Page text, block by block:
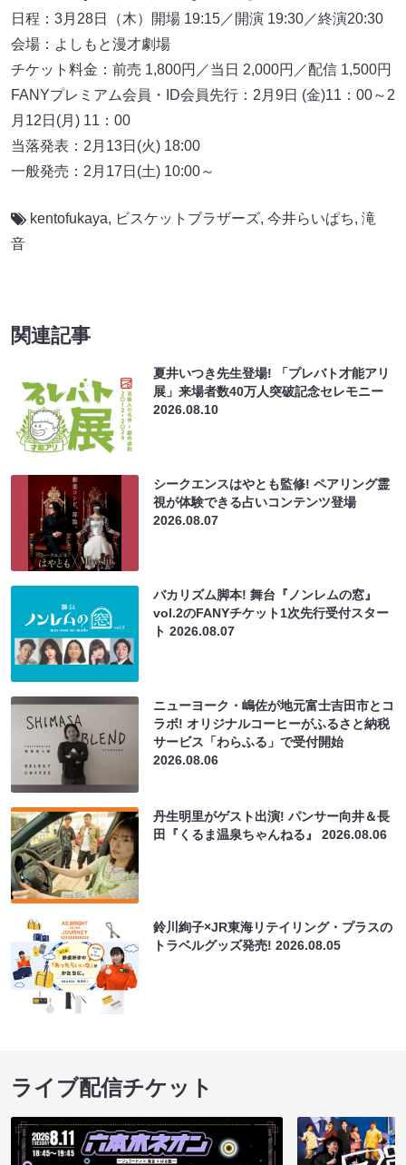
日程：3月28日（木）開場 19:15／開演 19:30／終演20:30
会場：よしもと漫才劇場
チケット料金：前売 1,800円／当日 2,000円／配信 1,500円
FANYプレミアム会員・ID会員先行：2月9日 (金)11：00～2
月12日(月) 11：00
当落発表：2月13日(火) 18:00
一般発売：2月17日(土) 10:00～
kentofukaya, ビスケットブラザーズ, 今井らいぱち, 滝
音
関連記事
夏井いつき先生登場! 「プレバト才能アリ
展」来場者数40万人突破記念セレモニー
2026.08.10
シークエンスはやとも監修! ペアリング霊
視が体験できる占いコンテンツ登場
2026.08.07
バカリズム脚本! 舞台『ノンレムの窓』
vol.2のFANYチケット1次先行受付スター
ト2026.08.07
ニューヨーク・嶋佐が地元富士吉田市とコ
ラボ! オリジナルコーヒーがふるさと納税
サービス「わらふる」で受付開始
2026.08.06
丹生明里がゲスト出演! パンサー向井＆長
田『くるま温泉ちゃんねる』2026.08.06
鈴川絢子×JR東海リテイリング・プラスの
トラベルグッズ発売!2026.08.05
ライブ配信チケット